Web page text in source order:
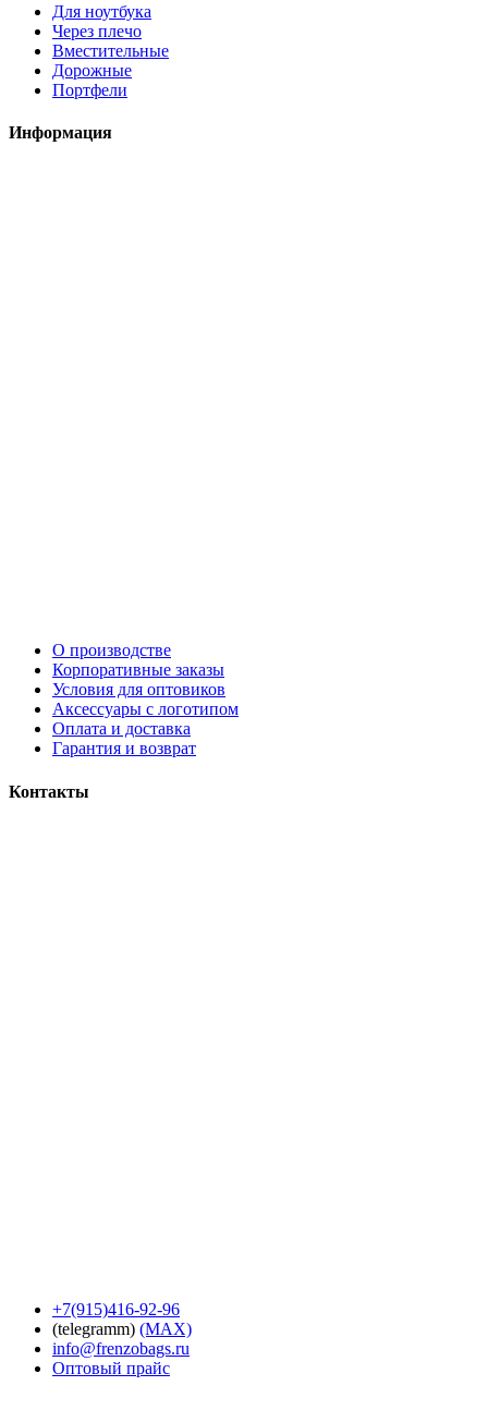
Для ноутбука
Через плечо
Вместительные
Дорожные
Портфели
Информация
О производстве
Корпоративные заказы
Условия для оптовиков
Аксессуары с логотипом
Оплата и доставка
Гарантия и возврат
Контакты
+7(915)416-92-96
(telegramm) (MAX)
info@frenzobags.ru
Оптовый прайс